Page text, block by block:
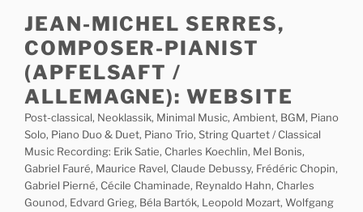
content
JEAN-MICHEL SERRES,
COMPOSER-PIANIST
(APFELSAFT /
ALLEMAGNE): WEBSITE
Post-classical, Neoklassik, Minimal Music, Ambient, BGM, Piano
Solo, Piano Duo & Duet, Piano Trio, String Quartet / Classical
Music Recording: Erik Satie, Charles Koechlin, Mel Bonis,
Gabriel Fauré, Maurice Ravel, Claude Debussy, Frédéric Chopin,
Gabriel Pierné, Cécile Chaminade, Reynaldo Hahn, Charles
Gounod, Edvard Grieg, Béla Bartók, Leopold Mozart, Wolfgang